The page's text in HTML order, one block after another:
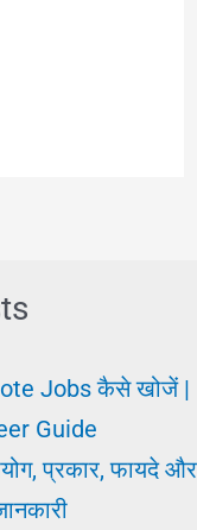
Jobs कैसे खोजें |
Guide
प्रकार, फायदे और